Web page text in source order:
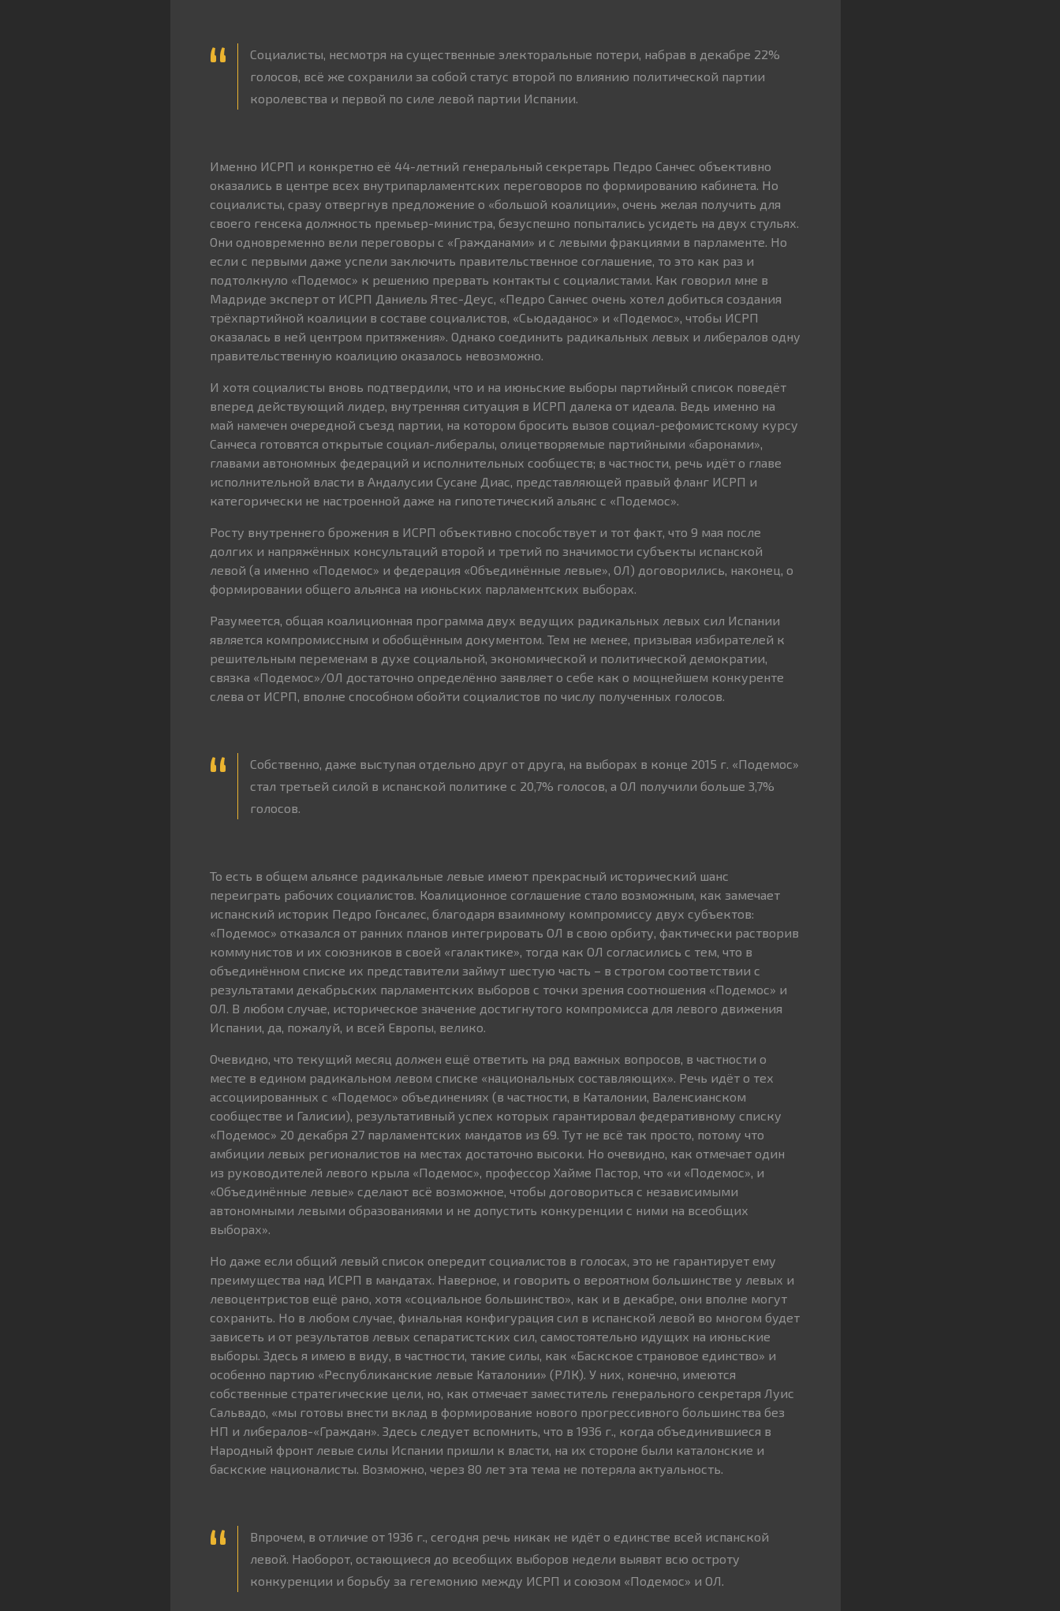
Социалисты, несмотря на существенные электоральные потери, набрав в декабре 22%
голосов, всё же сохранили за собой статус второй по влиянию политической партии
королевства и первой по силе левой партии Испании.
Именно ИСРП и конкретно её 44-летний генеральный секретарь Педро Санчес объективно
оказались в центре всех внутрипарламентских переговоров по формированию кабинета. Но
социалисты, сразу отвергнув предложение о «большой коалиции», очень желая получить для
своего генсека должность премьер-министра, безуспешно попытались усидеть на двух стульях.
Они одновременно вели переговоры с «Гражданами» и с левыми фракциями в парламенте. Но
если с первыми даже успели заключить правительственное соглашение, то это как раз и
подтолкнуло «Подемос» к решению прервать контакты с социалистами. Как говорил мне в
Мадриде эксперт от ИСРП Даниель Ятес-Деус, «Педро Санчес очень хотел добиться создания
трёхпартийной коалиции в составе социалистов, «Сьюдаданос» и «Подемос», чтобы ИСРП
оказалась в ней центром притяжения». Однако соединить радикальных левых и либералов одну
правительственную коалицию оказалось невозможно.
И хотя социалисты вновь подтвердили, что и на июньские выборы партийный список поведёт
вперед действующий лидер, внутренняя ситуация в ИСРП далека от идеала. Ведь именно на
май намечен очередной съезд партии, на котором бросить вызов социал-рефомистскому курсу
Санчеса готовятся открытые социал-либералы, олицетворяемые партийными «баронами»,
главами автономных федераций и исполнительных сообществ; в частности, речь идёт о главе
исполнительной власти в Андалусии Сусане Диас, представляющей правый фланг ИСРП и
категорически не настроенной даже на гипотетический альянс с «Подемос».
Росту внутреннего брожения в ИСРП объективно способствует и тот факт, что 9 мая после
долгих и напряжённых консультаций второй и третий по значимости субъекты испанской
левой (а именно «Подемос» и федерация «Объединённые левые», ОЛ) договорились, наконец, о
формировании общего альянса на июньских парламентских выборах.
Разумеется, общая коалиционная программа двух ведущих радикальных левых сил Испании
является компромиссным и обобщённым документом. Тем не менее, призывая избирателей к
решительным переменам в духе социальной, экономической и политической демократии,
связка «Подемос»/ОЛ достаточно определённо заявляет о себе как о мощнейшем конкуренте
слева от ИСРП, вполне способном обойти социалистов по числу полученных голосов.
Собственно, даже выступая отдельно друг от друга, на выборах в конце 2015 г. «Подемос»
стал третьей силой в испанской политике с 20,7% голосов, а ОЛ получили больше 3,7%
голосов.
То есть в общем альянсе радикальные левые имеют прекрасный исторический шанс
переиграть рабочих социалистов. Коалиционное соглашение стало возможным, как замечает
испанский историк Педро Гонсалес, благодаря взаимному компромиссу двух субъектов:
«Подемос» отказался от ранних планов интегрировать ОЛ в свою орбиту, фактически растворив
коммунистов и их союзников в своей «галактике», тогда как ОЛ согласились с тем, что в
объединённом списке их представители займут шестую часть – в строгом соответствии с
результатами декабрьских парламентских выборов с точки зрения соотношения «Подемос» и
ОЛ. В любом случае, историческое значение достигнутого компромисса для левого движения
Испании, да, пожалуй, и всей Европы, велико.
Очевидно, что текущий месяц должен ещё ответить на ряд важных вопросов, в частности о
месте в едином радикальном левом списке «национальных составляющих». Речь идёт о тех
ассоциированных с «Подемос» объединениях (в частности, в Каталонии, Валенсианском
сообществе и Галисии), результативный успех которых гарантировал федеративному списку
«Подемос» 20 декабря 27 парламентских мандатов из 69. Тут не всё так просто, потому что
амбиции левых регионалистов на местах достаточно высоки. Но очевидно, как отмечает один
из руководителей левого крыла «Подемос», профессор Хайме Пастор, что «и «Подемос», и
«Объединённые левые» сделают всё возможное, чтобы договориться с независимыми
автономными левыми образованиями и не допустить конкуренции с ними на всеобщих
выборах».
Но даже если общий левый список опередит социалистов в голосах, это не гарантирует ему
преимущества над ИСРП в мандатах. Наверное, и говорить о вероятном большинстве у левых и
левоцентристов ещё рано, хотя «социальное большинство», как и в декабре, они вполне могут
сохранить. Но в любом случае, финальная конфигурация сил в испанской левой во многом будет
зависеть и от результатов левых сепаратистских сил, самостоятельно идущих на июньские
выборы. Здесь я имею в виду, в частности, такие силы, как «Баскское страновое единство» и
особенно партию «Республиканские левые Каталонии» (РЛК). У них, конечно, имеются
собственные стратегические цели, но, как отмечает заместитель генерального секретаря Луис
Сальвадо, «мы готовы внести вклад в формирование нового прогрессивного большинства без
НП и либералов-«Граждан». Здесь следует вспомнить, что в 1936 г., когда объединившиеся в
Народный фронт левые силы Испании пришли к власти, на их стороне были каталонские и
баскские националисты. Возможно, через 80 лет эта тема не потеряла актуальность.
Впрочем, в отличие от 1936 г., сегодня речь никак не идёт о единстве всей испанской
левой. Наоборот, остающиеся до всеобщих выборов недели выявят всю остроту
конкуренции и борьбу за гегемонию между ИСРП и союзом «Подемос» и ОЛ.